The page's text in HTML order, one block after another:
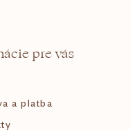
pre vás
a platba